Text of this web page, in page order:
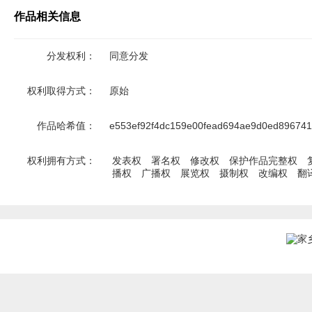
作品相关信息
分发权利： 同意分发
权利取得方式： 原始
作品哈希值：
权利拥有方式： 发表权 署名权 修改权 保护作品完整权
播权
广播权 展览权 摄制权 改编权 翻